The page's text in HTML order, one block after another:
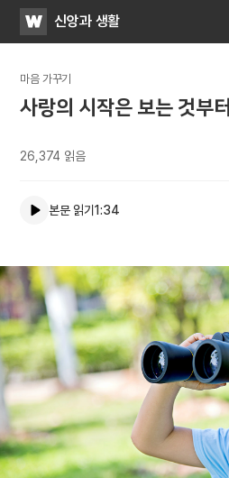
WATV신앙과 생활
마음 가꾸기
사랑의 시작은 보는 것부터
26,374 읽음
본문 읽기1:34